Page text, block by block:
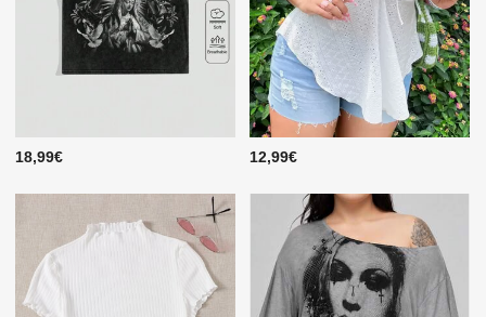
18,99€ 12,99€